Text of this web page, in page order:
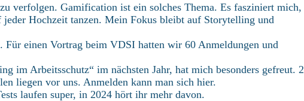
verfolgen. Gamification ist ein solches Thema. Es fasziniert mich,
Hochzeit tanzen. Mein Fokus bleibt auf Storytelling und
einen Vortrag beim VDSI hatten wir 60 Anmeldungen und
im Arbeitsschutz“ im nächsten Jahr, hat mich besonders gefreut. 2
liegen vor uns. Anmelden kann man sich hier.
laufen super, in 2024 hört ihr mehr davon.